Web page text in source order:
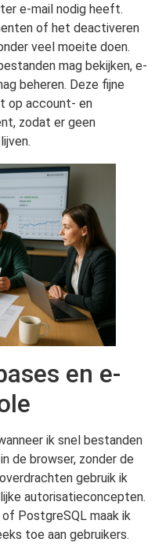
e-mail nodig heeft.
of het deactiveren
veel moeite doen.
mag bekijken, e-
beheren. Deze fijne
op account- en
zodat er geen
en e-
ik snel bestanden
de browser, zonder de
gebruik ik
autorisatieconcepten.
PostgreSQL maak ik
toe aan gebruikers.